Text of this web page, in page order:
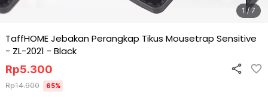
1 / 7
TaffHOME Jebakan Perangkap Tikus Mousetrap Sensitive
- ZL-2021 - Black
Rp5.300
Rp14.900 65%